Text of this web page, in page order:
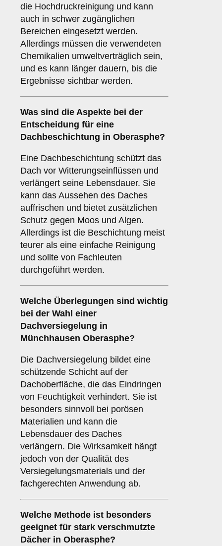
die Hochdruckreinigung und kann
auch in schwer zugänglichen
Bereichen eingesetzt werden.
Allerdings müssen die verwendeten
Chemikalien umweltverträglich sein,
und es kann länger dauern, bis die
Ergebnisse sichtbar werden.
Was sind die Aspekte bei der
Entscheidung für eine
Dachbeschichtung in Oberasphe?
Eine Dachbeschichtung schützt das
Dach vor Witterungseinflüssen und
verlängert seine Lebensdauer. Sie
kann das Aussehen des Daches
auffrischen und bietet zusätzlichen
Schutz gegen Moos und Algen.
Allerdings ist die Beschichtung meist
teurer als eine einfache Reinigung
und sollte von Fachleuten
durchgeführt werden.
Welche Überlegungen sind wichtig
bei der Wahl einer
Dachversiegelung in
Münchhausen Oberasphe?
Die Dachversiegelung bildet eine
schützende Schicht auf der
Dachoberfläche, die das Eindringen
von Feuchtigkeit verhindert. Sie ist
besonders sinnvoll bei porösen
Materialien und kann die
Lebensdauer des Daches
verlängern. Die Wirksamkeit hängt
jedoch von der Qualität des
Versiegelungsmaterials und der
fachgerechten Anwendung ab.
Welche Methode ist besonders
geeignet für stark verschmutzte
Dächer in Oberasphe?